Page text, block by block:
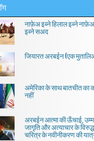
नाफ़ेअ इब्ने हिलाल इब्ने
इब्ने सअद
जियारत अरबईन (एक
अमेरिका के साथ बातचीत का
नहीं
अरबईन आत्मा की ऊँचाई,
जागृति और अत्याचार के
चरित्र के नवीनीकरण की